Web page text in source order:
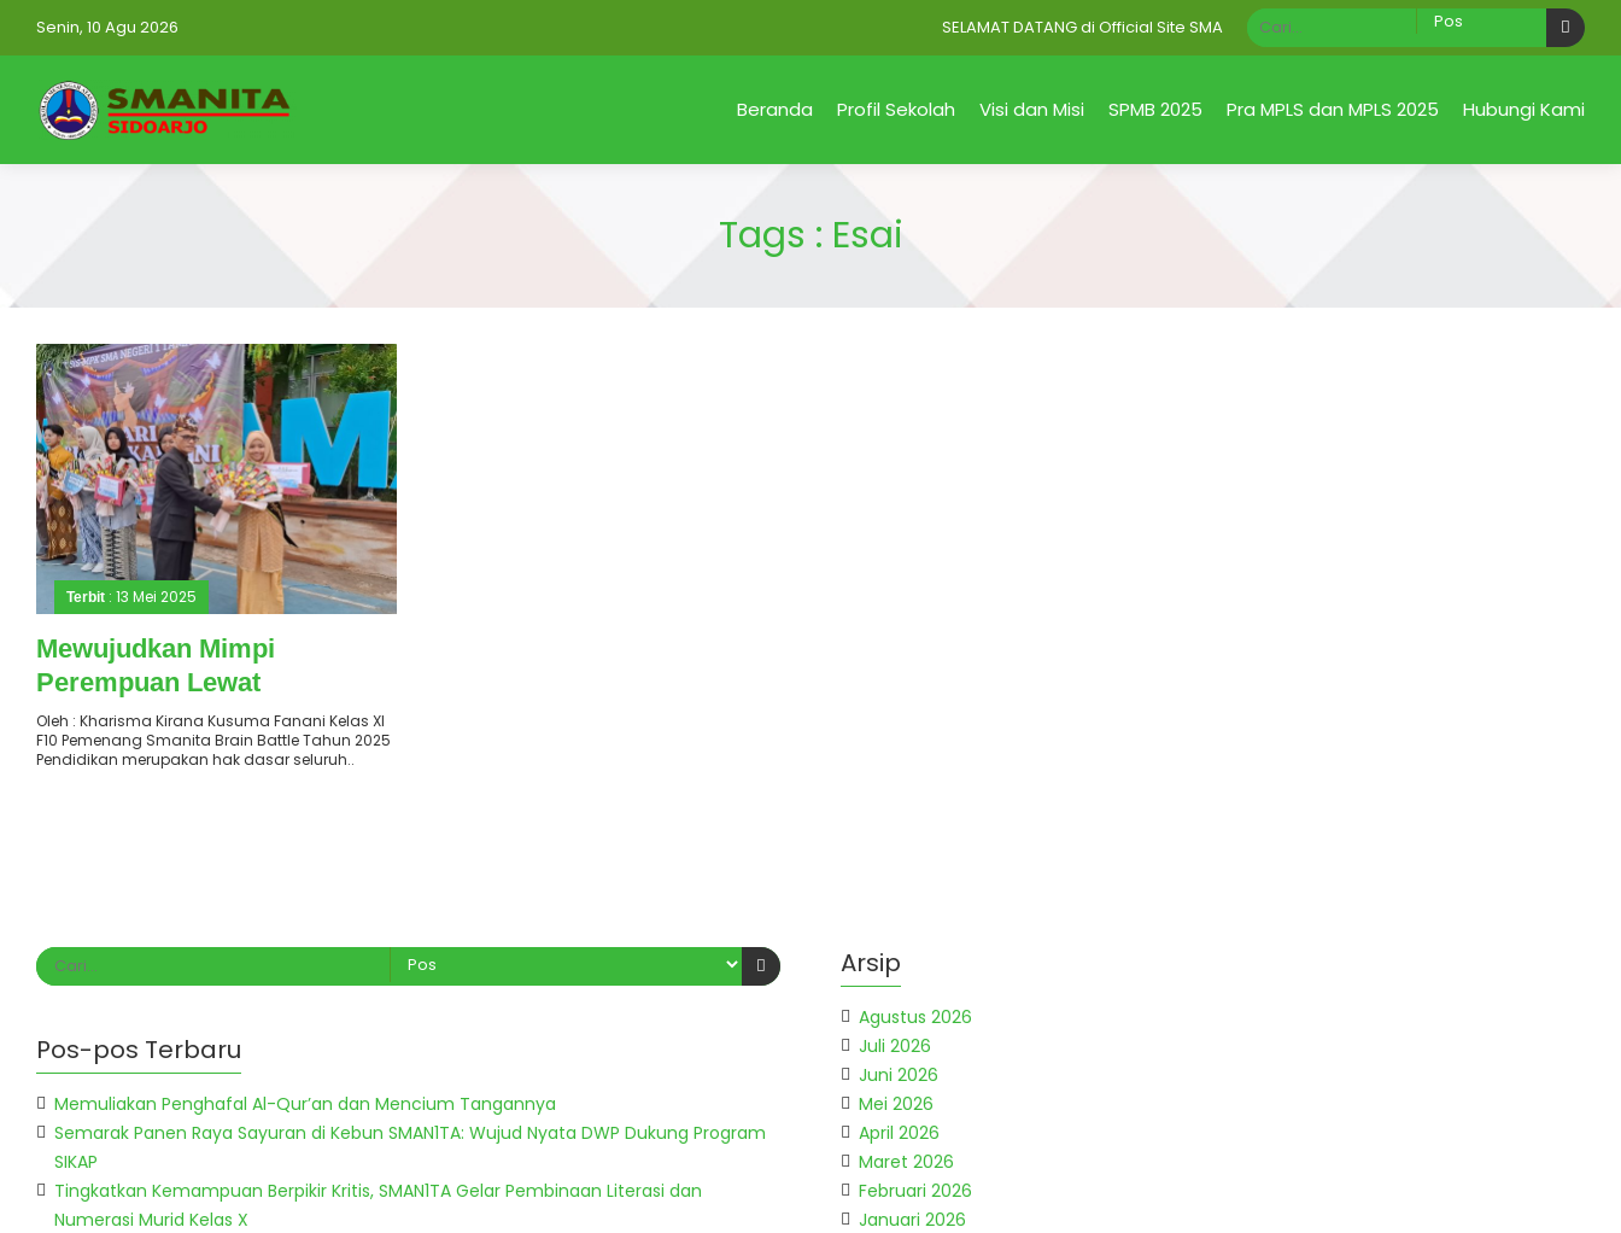
Senin, 10 Agu 2026 SELAMAT DATANG di Official Site SMA Negeri 1 Taman Sidoarjo Jawa Timur
Beranda Profil Sekolah Visi dan Misi SPMB 2025 Pra MPLS dan MPLS 2025 Hubungi Kami
Tags : Esai
Terbit : 13 Mei 2025
Mewujudkan Mimpi
Perempuan Lewat
Pendidikan Inklusif dan
Berkeadilan
Oleh : Kharisma Kirana Kusuma Fanani Kelas XI
F10 Pemenang Smanita Brain Battle Tahun 2025
Pendidikan merupakan hak dasar seluruh..
Pos-pos Terbaru
Memuliakan Penghafal Al-Qur’an dan Mencium Tangannya
Semarak Panen Raya Sayuran di Kebun SMAN1TA: Wujud Nyata DWP Dukung Program
SIKAP
Tingkatkan Kemampuan Berpikir Kritis, SMAN1TA Gelar Pembinaan Literasi dan
Numerasi Murid Kelas X
Arsip
Agustus 2026
Juli 2026
Juni 2026
Mei 2026
April 2026
Maret 2026
Februari 2026
Januari 2026